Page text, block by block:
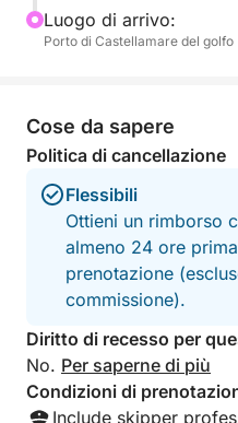
Luogo di arrivo:
Porto di Castellamare del golfo
Cose da sapere
Politica di cancellazione
Flessibili
Ottieni un rimborso
almeno 24 ore
prenotazione
commissione).
Diritto di recesso per
No. Per saperne di più
Condizioni di
Include skipper